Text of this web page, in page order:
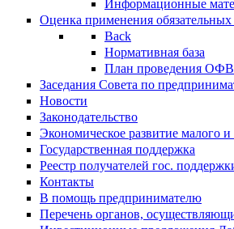
Информационные
Оценка применения
Back
Нормативная база
План проведения
Заседания Совета по
Новости
Законодательство
Экономическое развитие малого и
Государственная поддержка
Реестр получателей гос.
Контакты
В помощь предпринимателю
Перечень органов,